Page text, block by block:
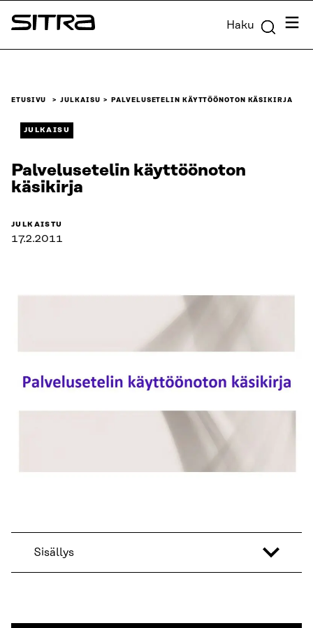
Siirry
suoraan
Sitra Haku
ETUSIVU JULKAISU PALVELUSETELIN KÄYTTÖÖNOTON KÄSIKIRJA
JULKAISU
Palvelusetelin käyttöönoton
käsikirja
JULKAISTU
17.2.2011
Sisällys